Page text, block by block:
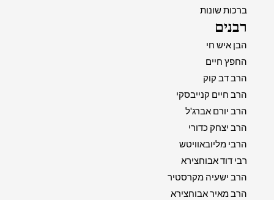
ברכות שונות
רבנים
הבן איש חי
החפץ חיים
הרב דב קוק
הרב חיים קנייבסקי
הרב יורם אברג'ל
הרב יצחק כדורי
הרבי מליובאוויטש
רבי דוד אבוחצירא
הרב ישעיה מקרסטיר
הרב מאיר אבוחצירא